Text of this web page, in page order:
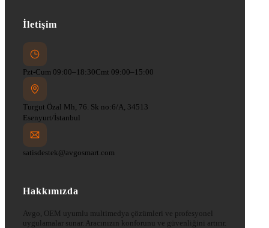
İletişim
Pzt-Cum 09:00–18:30Cmt 09:00–15:00
Turgut Özal Mh, 76. Sk no:6/A, 34513
Esenyurt/İstanbul
satisdestek@avgosmart.com
Hakkımızda
Avgo, OEM uyumlu multimedya çözümleri ve profesyonel
uygulamalar sunar. Aracınızın konforunu ve güvenliğini artırır.